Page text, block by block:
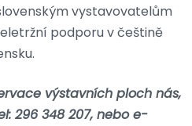
vystavovatelům
podporu v češtině
výstavních ploch nás,
296 348 207, nebo e-